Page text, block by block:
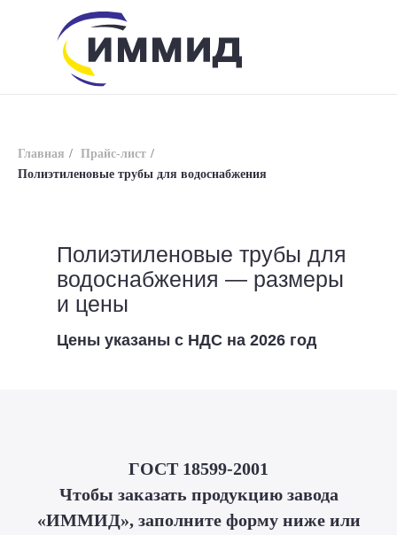
8 (800) 200-56-01
info@immid.ru
Главная / Прайс-лист /
Полиэтиленовые трубы для водоснабжения
Полиэтиленовые трубы для
водоснабжения — размеры
и цены
Цены указаны с НДС на 2026 год
ГОСТ 18599-2001
Чтобы заказать продукцию завода
«ИММИД», заполните форму ниже или